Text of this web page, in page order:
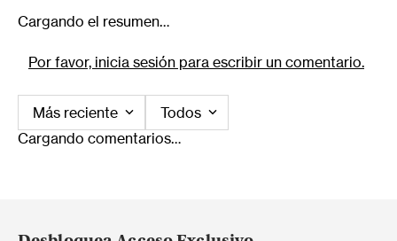
Cargando el resumen…
Por favor, inicia sesión para escribir un comentario.
Más reciente
Todos
Cargando comentarios…